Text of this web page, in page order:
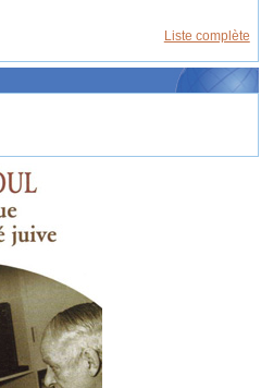
Liste complète